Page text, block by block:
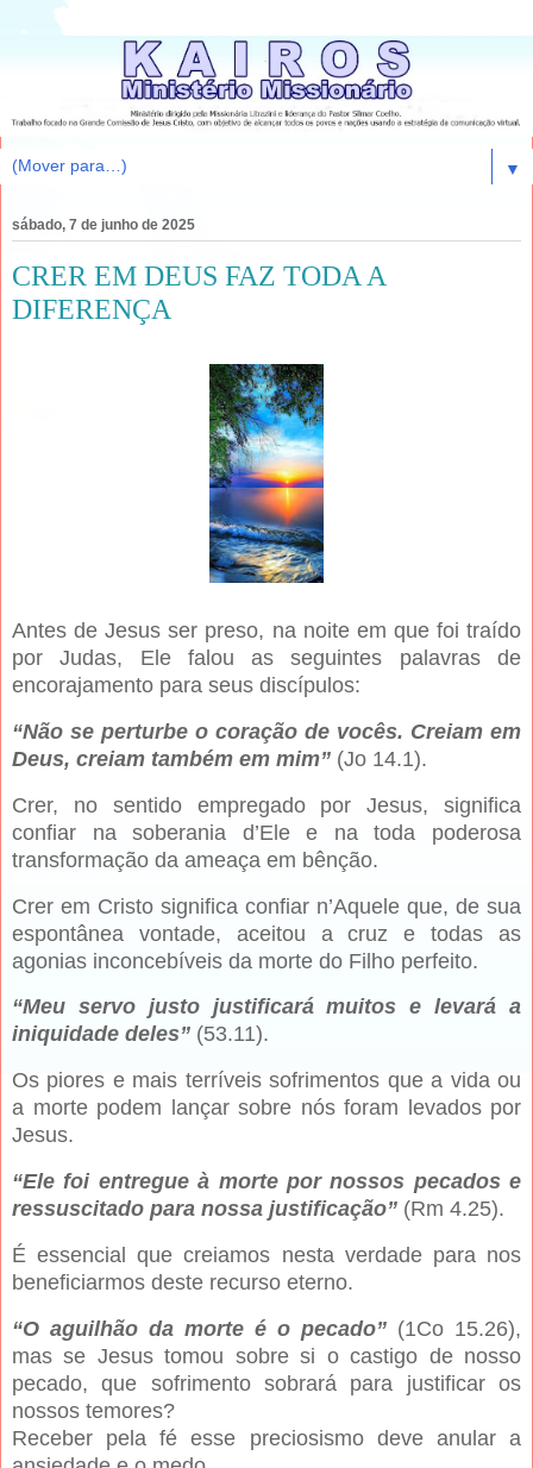
▼
sábado, 7 de junho de 2025
CRER EM DEUS FAZ TODA A
DIFERENÇA
Antes de Jesus ser preso, na noite em que foi traído
por Judas, Ele falou as seguintes palavras de
encorajamento para seus discípulos:
“Não se perturbe o coração de vocês. Creiam em
Deus, creiam também em mim” (Jo 14.1).
Crer, no sentido empregado por Jesus, significa
confiar na soberania d’Ele e na toda poderosa
transformação da ameaça em bênção.
Crer em Cristo significa confiar n’Aquele que, de sua
espontânea vontade, aceitou a cruz e todas as
agonias inconcebíveis da morte do Filho perfeito.
“Meu servo justo justificará muitos e levará a
iniquidade deles” (53.11).
Os piores e mais terríveis sofrimentos que a vida ou
a morte podem lançar sobre nós foram levados por
Jesus.
“Ele foi entregue à morte por nossos pecados e
ressuscitado para nossa justificação” (Rm 4.25).
É essencial que creiamos nesta verdade para nos
beneficiarmos deste recurso eterno.
“O aguilhão da morte é o pecado” (1Co 15.26),
mas se Jesus tomou sobre si o castigo de nosso
pecado, que sofrimento sobrará para justificar os
nossos temores?
Receber pela fé esse preciosismo deve anular a